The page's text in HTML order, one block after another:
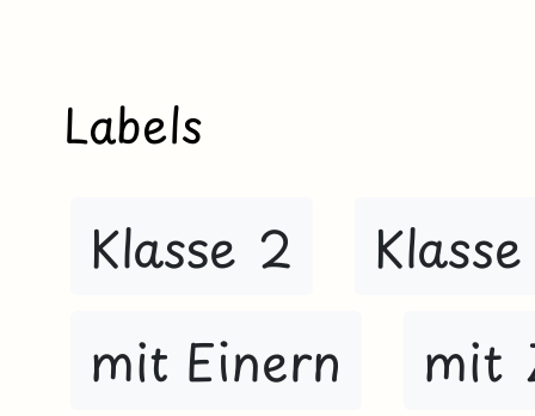
Labels
Klasse 2
mit Einern
mit